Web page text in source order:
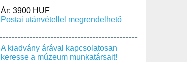
Ár: 3900 HUF
Postai utánvétellel megrendelhető
A kiadvány árával kapcsolatosan
keresse a múzeum munkatársait!